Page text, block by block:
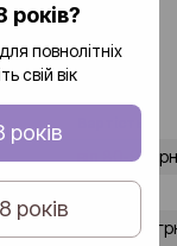
повнолітніх
свій вік
років
років
службою «Нова
від 80-90 грн
від 120 грн
від 90-100